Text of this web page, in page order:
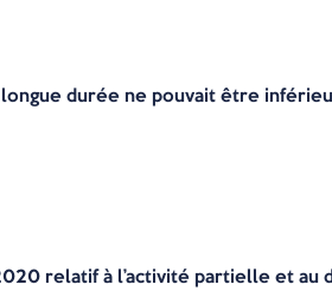
durée ne pouvait être
relatif à l’activité partielle et au